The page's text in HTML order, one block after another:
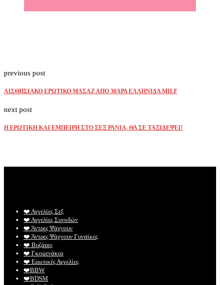
previous post
ΑΙΣΘΗΣΙΑΚΟ ΕΡΩΤΙΚΟ ΜΑΣΑΖ ΑΠΟ 30ΑΡΑ ΕΛΛΗΝΙΔΑ MILF
next post
Η ΕΡΩΤΙΚΗ ΚΑΙ ΕΜΠΕΙΡΗ ΣΤΟ ΣΕΞ ΡΑΝΙΑ, ΘΑ ΣΕ ΤΑΞΙΔΕΨΕΙ!
❤️️ Αγγελίες Σεξ
❤️️ Αγγελίες Συνοδών
❤️️ Άντρες Ψάχνουν
❤️️ Άντρες Ψάχνουν Γυναίκες
❤️️ Βυζάρες
❤️️ Γκομενάκια
❤️️ Ερωτικές Αγγελίες
❤️️BBW
❤️️BDSM